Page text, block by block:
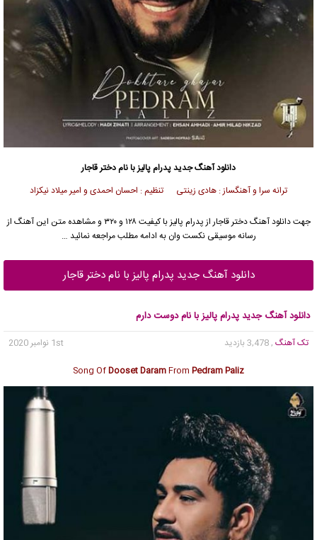
دانلود آهنگ جدیدپدرام پالیزبا نام دختر قاجار
ترانه سرا و آهنگساز : هادی زینتی تنظیم : احسان احمدی و امیر میلاد نیکزاد
جهت دانلود آهنگ دختر قاجار از پدرام پالیز
با کیفیت ۱۲۸ و ۳۲۰ و مشاهده متن این آهنگ از
رسانه موسیقی نکست وان به ادامه مطلب مراجعه نمائید …
دانلود آهنگ جدید پدرام پالیز با نام دختر قاجار
دانلود آهنگ جدید پدرام پالیز با نام دوست دارم
تک آهنگ , 3,478 بازدید
1st نوامبر 2020
Song OfDooset DaramFrom Pedram Paliz